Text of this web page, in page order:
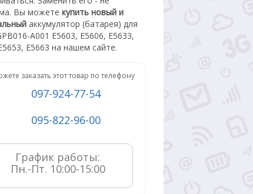
Вы можете купить новый и
аккумулятор (батарея) для
A001 E5603, E5606, E5633,
E5663 на нашем сайте.
заказать этот товар по телефону
097-924-77-54
095-822-96-00
График работы:
Пн.-Пт. 10:00-15:00